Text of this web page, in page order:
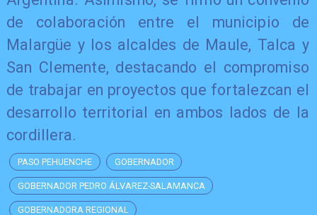
de colaboración entre el municipio de
Malargüe y los alcaldes de Maule, Talca y
San Clemente, destacando el compromiso
de trabajar en proyectos que fortalezcan el
desarrollo territorial en ambos lados de la
cordillera.
PASO PEHUENCHE GOBERNADOR
GOBERNADOR PEDRO ÁLVAREZ-SALAMANCA
GOBERNADORA REGIONAL